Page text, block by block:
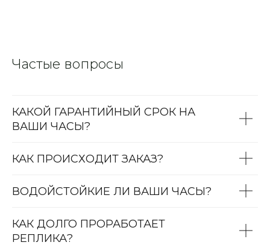
Частые вопросы
КАКОЙ ГАРАНТИЙНЫЙ СРОК НА
ВАШИ ЧАСЫ?
КАК ПРОИСХОДИТ ЗАКАЗ?
ВОДОЙСТОЙКИЕ ЛИ ВАШИ ЧАСЫ?
КАК ДОЛГО ПРОРАБОТАЕТ
РЕПЛИКА?